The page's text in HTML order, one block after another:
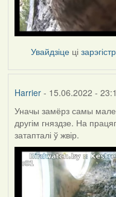
Увайдзіце ці
Harrier- 15.06.2022 -
Уначы замёрз самы
другім гняздзе. На
затапталі ў жвір.